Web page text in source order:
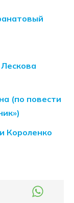
(по повести
Короленко